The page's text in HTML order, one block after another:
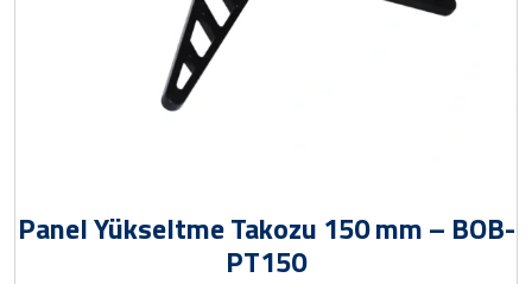
Panel Yükseltme Takozu 150 mm – BOB-
PT150